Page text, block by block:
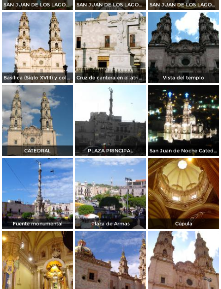
SAN JUAN DE LOS LAGOS 2015 SAN JUAN DE LOS LAGOS 2015 SAN JUAN DE LOS LAGOS 2015
Basílica (Siglo XVIII) y columna de la Independencia. San Juán de los Lagos. 1989 Cruz de cantera en el atrio de la Basílica y al fondo el Palacio Municipal. 2005 Vista del templo
CATEDRAL PLAZA PRINCIPAL San Juan de Noche Catedral
Fuente monumental Plaza de Armas Cúpula